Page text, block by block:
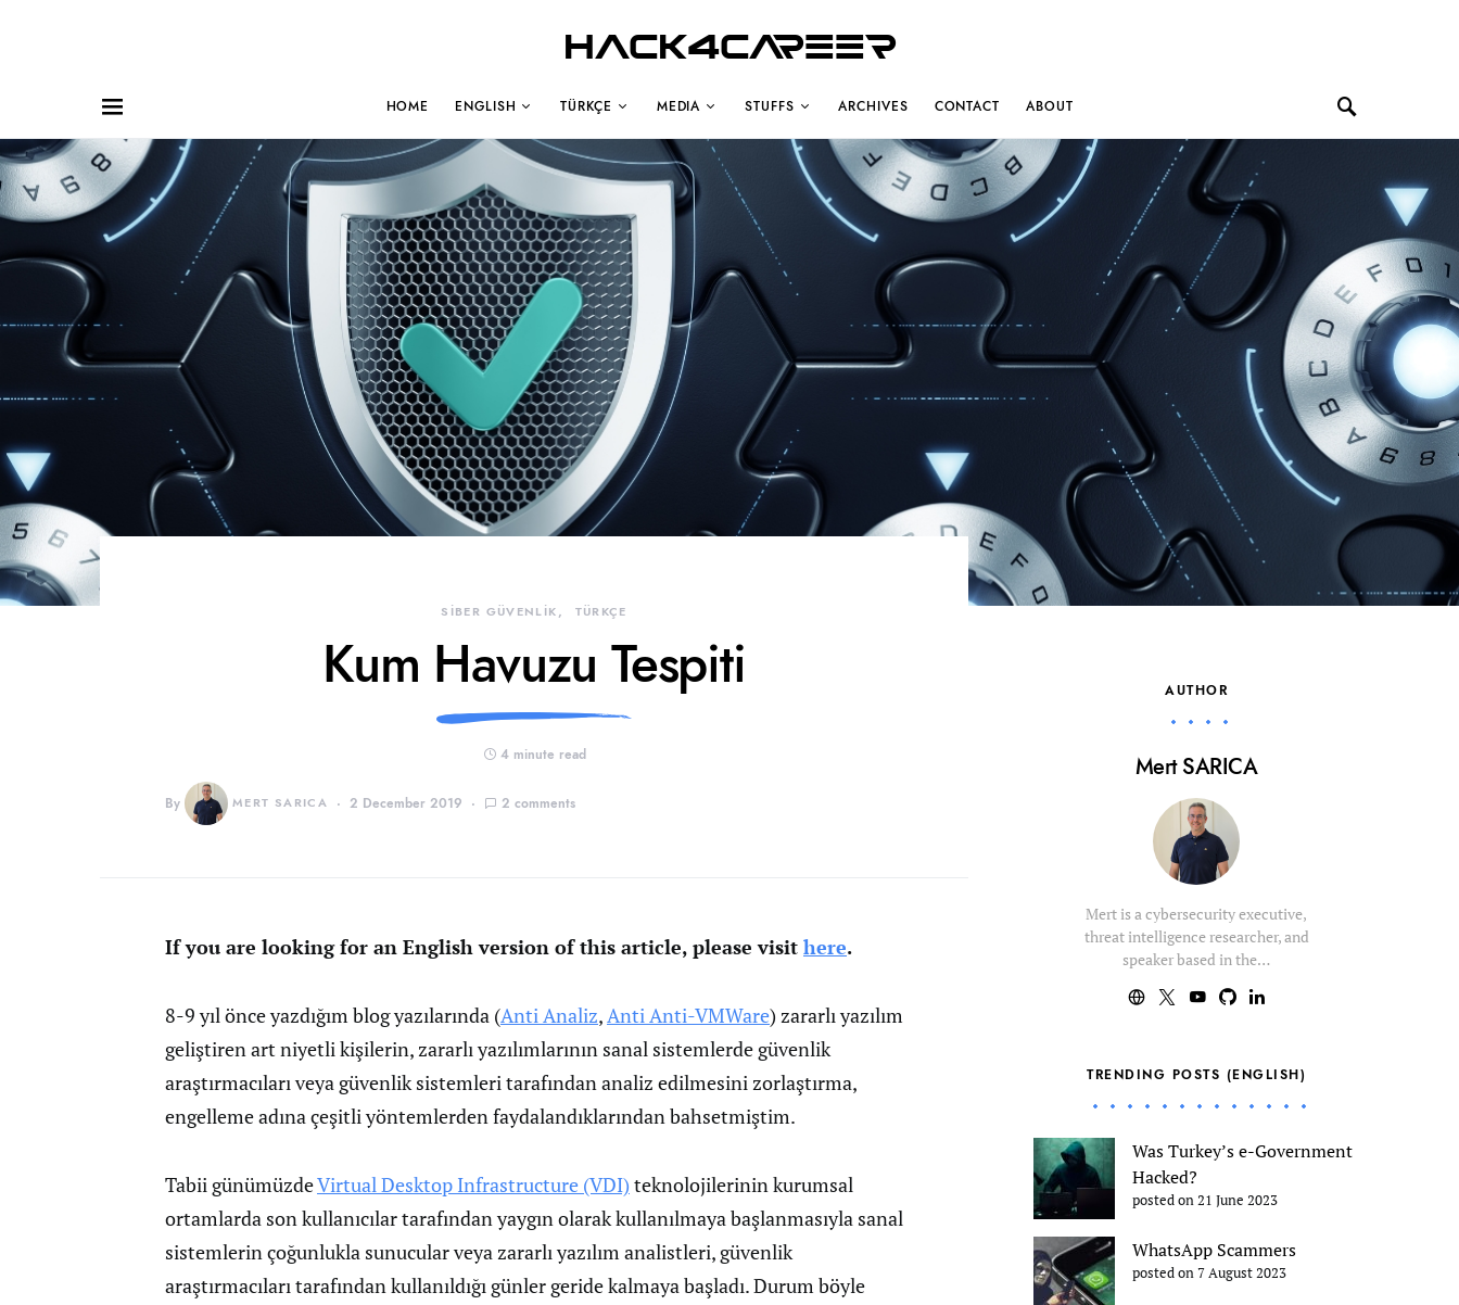
Hack4Career
HOME ENGLISH TÜRKÇE MEDIA STUFFS ARCHIVES CONTACT ABOUT
SİBER GÜVENLİK TÜRKÇE
Kum Havuzu Tespiti
4 minute read
By MERT SARICA 2 December 2019 2 comments
If you are looking for an English version of this article, please visit here.
8-9 yıl önce yazdığım blog yazılarında (Anti Analiz,Anti Anti-VMWare) zararlı yazılım
geliştiren art niyetli kişilerin, zararlı yazılımlarının sanal sistemlerde güvenlik
araştırmacıları veya güvenlik sistemleri tarafından analiz edilmesini zorlaştırma,
engelleme adına çeşitli yöntemlerden faydalandıklarından bahsetmiştim.
Tabii günümüzdeVirtual Desktop Infrastructure (VDI) teknolojilerinin kurumsal
ortamlarda son kullanıcılar tarafından yaygın olarak kullanılmaya başlanmasıyla sanal
sistemlerin çoğunlukla sunucular veya zararlı yazılım analistleri, güvenlik
araştırmacıları tarafından kullanıldığı günler geride kalmaya başladı. Durum böyle
AUTHOR
Mert SARICA
Mert is a cybersecurity executive,
threat intelligence researcher, and
speaker based in the…
TRENDING POSTS (ENGLISH)
Was Turkey’s e-Government
Hacked?
posted on 21 June 2023
WhatsApp Scammers
posted on 7 August 2023